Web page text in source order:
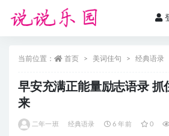
当前位置： 首页 美词佳句 经典语录
早安充满正能量励志语录 抓
来
二年一班 经典语录 6 年前 0